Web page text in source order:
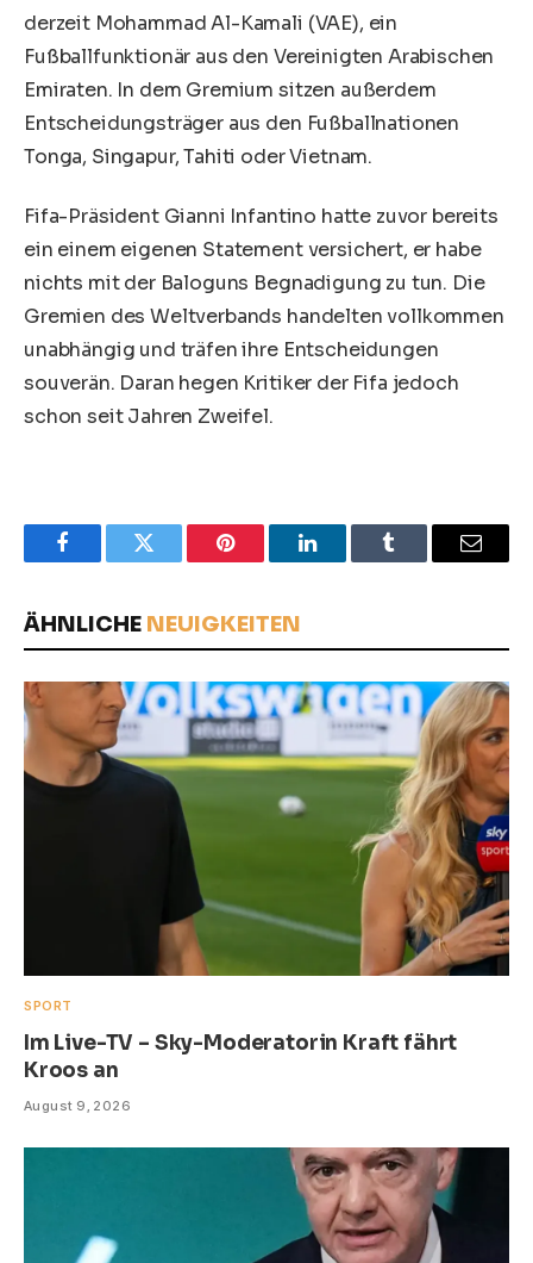
derzeit Mohammad Al-Kamali (VAE), ein
Fußballfunktionär aus den Vereinigten Arabischen
Emiraten. In dem Gremium sitzen außerdem
Entscheidungsträger aus den Fußballnationen
Tonga, Singapur, Tahiti oder Vietnam.
Fifa-Präsident Gianni Infantino hatte zuvor bereits
ein einem eigenen Statement versichert, er habe
nichts mit der Baloguns Begnadigung zu tun. Die
Gremien des Weltverbands handelten vollkommen
unabhängig und träfen ihre Entscheidungen
souverän. Daran hegen Kritiker der Fifa jedoch
schon seit Jahren Zweifel.
FacebookTwitter Pinterest LinkedInTumblr Email
ÄHNLICHE NEUIGKEITEN
SPORT
Im Live-TV – Sky-Moderatorin Kraft fährt
Kroos an
August 9, 2026